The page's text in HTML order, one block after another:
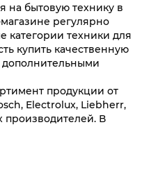
бытовую технику в
регулярно
категории техники для
купить качественную
продукции от
Electrolux, Liebherr,
производителей. В